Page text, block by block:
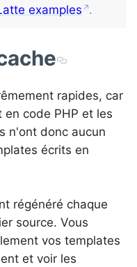
examples .
rapides, car
code PHP et les
n'ont donc aucun
écrits en
régénéré chaque
source. Vous
vos templates
et voir les